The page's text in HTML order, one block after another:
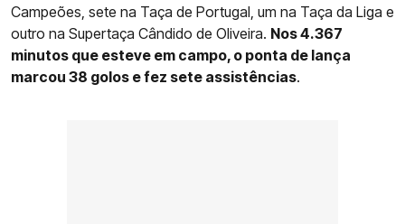
Campeões, sete na Taça de Portugal, um na Taça da Liga e
outro na Supertaça Cândido de Oliveira. Nos 4.367
minutos que esteve em campo, o ponta de lança
marcou 38 golos e fez sete assistências.